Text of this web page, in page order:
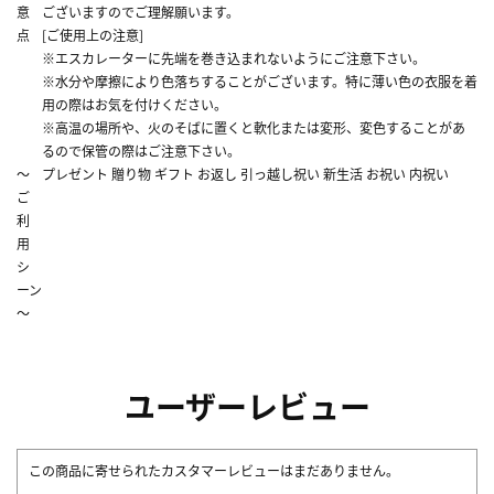
意
点
ございますのでご理解願います。
[ご使用上の注意]
※エスカレーターに先端を巻き込まれないようにご注意下さい。
※水分や摩擦により色落ちすることがございます。特に薄い色の衣服を着
用の際はお気を付けください。
※高温の場所や、火のそばに置くと軟化または変形、変色することがあ
るので保管の際はご注意下さい。
～
ご
利
用
シ
ーン
～
プレゼント 贈り物 ギフト お返し 引っ越し祝い 新生活 お祝い 内祝い
ユーザーレビュー
この商品に寄せられたカスタマーレビューはまだありません。